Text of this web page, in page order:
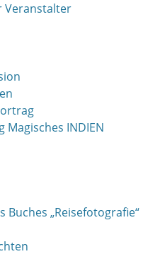
Veranstalter
INDIEN
Buches „Reisefotografie“